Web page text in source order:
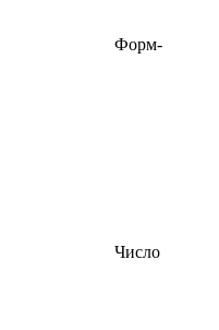
Форм-
Число